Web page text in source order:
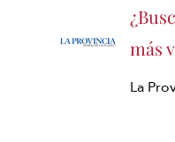
más
La